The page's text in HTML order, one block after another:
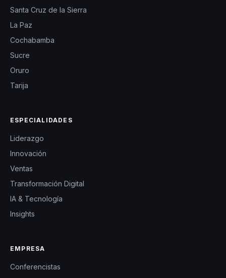
Santa Cruz de la Sierra
La Paz
Cochabamba
Sucre
Oruro
Tarija
ESPECIALIDADES
Liderazgo
Innovación
Ventas
Transformación Digital
IA & Tecnología
Insights
EMPRESA
Conferencistas